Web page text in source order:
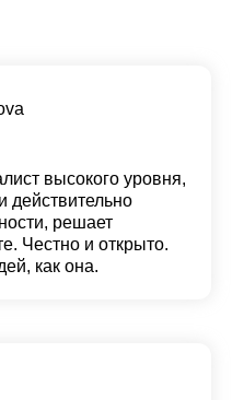
высокого уровня,
действительно
решает
Честно и открыто.
как она.